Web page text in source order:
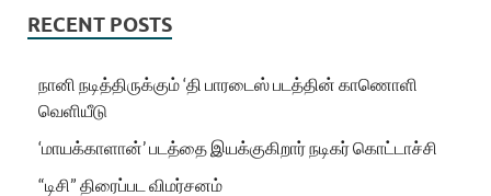
RECENT POSTS
நானி நடித்திருக்கும் ‘தி பாரடைஸ் படத்தின் காணொளி
வெளியீடு
‘மாயக்காளான்’ படத்தை இயக்குகிறார் நடிகர் கொட்டாச்சி
“டிசி” திரைப்பட விமர்சனம்